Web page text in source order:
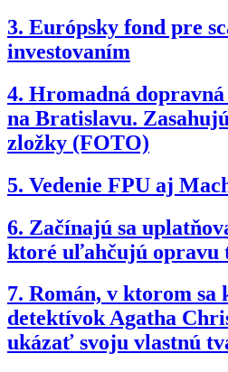
3. Európsky fond pre
investovaním
4. Hromadná dopravná
na Bratislavu.
zložky (FOTO)
5. Vedenie FPU aj
6. Začínajú sa
ktoré uľahčujú opravu
7. Román, v ktorom sa
detektívok Agatha
ukázať svoju vlastnú